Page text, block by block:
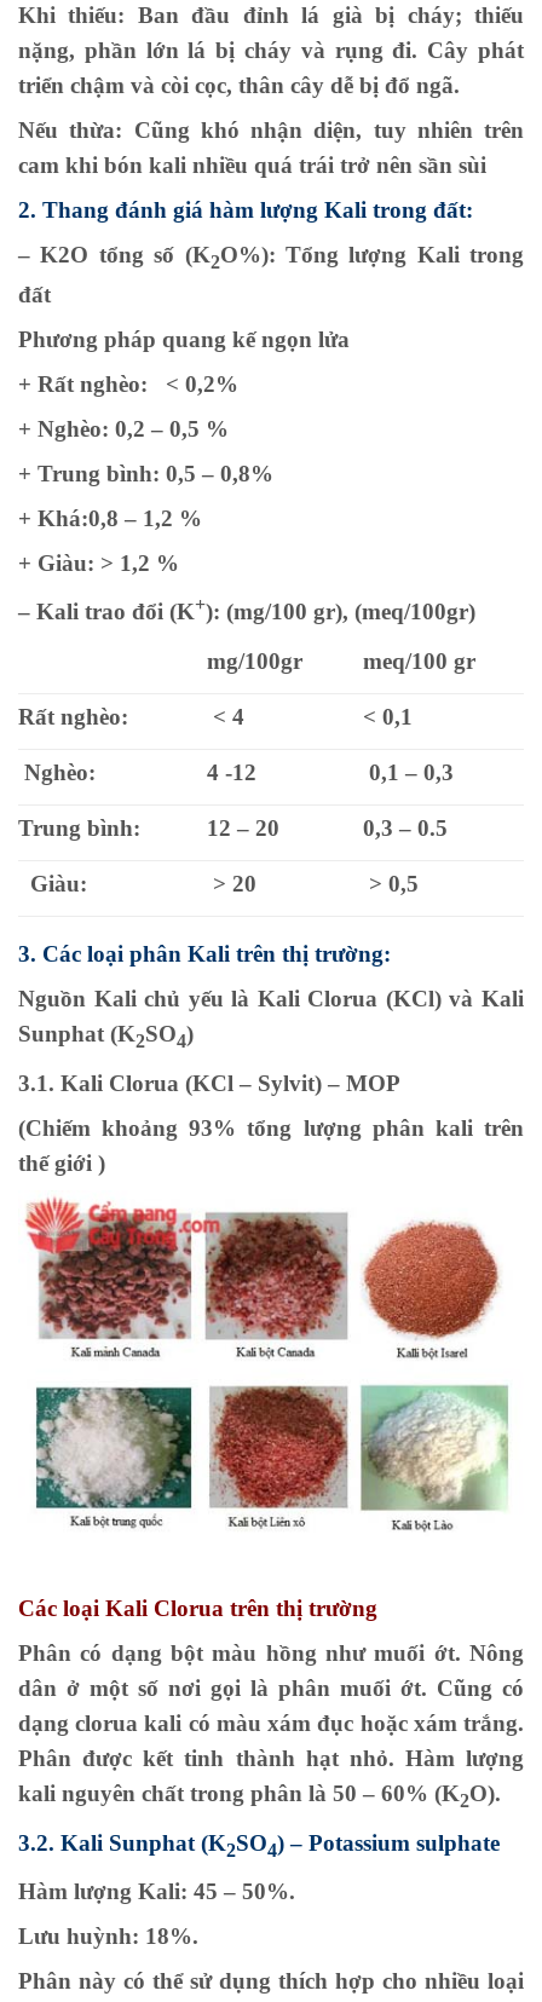
Khi thiếu: Ban đầu đỉnh lá già bị cháy; thiếu
nặng, phần lớn lá bị cháy và rụng đi. Cây phát
triển chậm và còi cọc, thân cây dễ bị đổ ngã.
Nếu thừa: Cũng khó nhận diện, tuy nhiên trên
cam khi bón kali nhiều quá trái trở nên sần sùi
2. Thang đánh giá hàm lượng Kali trong đất:
– K2O tổng số (K2O%): Tổng lượng Kali trong
đất
Phương pháp quang kế ngọn lửa
+ Rất nghèo: < 0,2%
+ Nghèo: 0,2 – 0,5 %
+ Trung bình: 0,5 – 0,8%
+ Khá:0,8 – 1,2 %
+ Giàu: > 1,2 %
– Kali trao đổi (K+): (mg/100 gr), (meq/100gr)
mg/100gr
meq/100 gr
Rất nghèo: < 4 < 0,1
Nghèo: 4 -12 0,1 – 0,3
Trung bình: 12 – 20 0,3 – 0.5
Giàu: > 20 > 0,5
3. Các loại phân Kali trên thị trường:
Nguồn Kali chủ yếu là Kali Clorua (KCl) và Kali
Sunphat (K2SO4)
3.1. Kali Clorua (KCl – Sylvit) – MOP
(Chiếm khoảng 93% tổng lượng phân kali trên
thế giới )
Các loại Kali Clorua trên thị trường
Phân có dạng bột màu hồng như muối ớt. Nông
dân ở một số nơi gọi là phân muối ớt. Cũng có
dạng clorua kali có màu xám đục hoặc xám trắng.
Phân được kết tinh thành hạt nhỏ. Hàm lượng
kali nguyên chất trong phân là 50 – 60% (K2O).
3.2. Kali Sunphat (K2SO4) – Potassium sulphate
Hàm lượng Kali: 45 – 50%.
Lưu huỳnh: 18%.
Phân này có thể sử dụng thích hợp cho nhiều loại